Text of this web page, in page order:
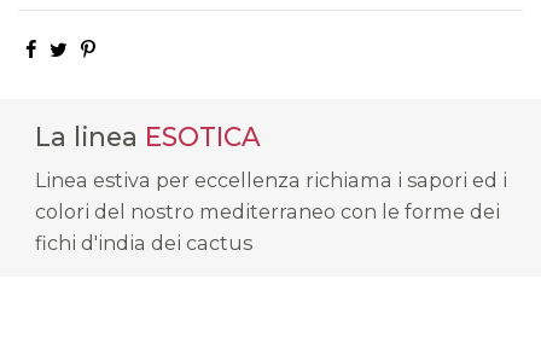
La linea ESOTICA
Linea estiva per eccellenza richiama i sapori ed i
colori del nostro mediterraneo con le forme dei
fichi d'india dei cactus